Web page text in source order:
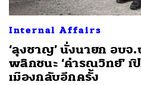
Internal Affairs
‘ลุงชาญ’ นั่งนายก อบจ
พลิกชนะ ‘คำรณวิทย์’ เ
เมืองกลับอีกครั้ง